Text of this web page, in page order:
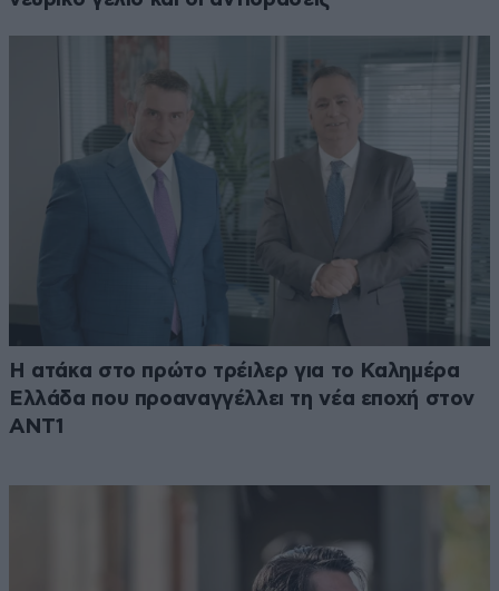
Η ατάκα στο πρώτο τρέιλερ για το Καλημέρα
Ελλάδα που προαναγγέλλει τη νέα εποχή στον
ΑΝΤ1